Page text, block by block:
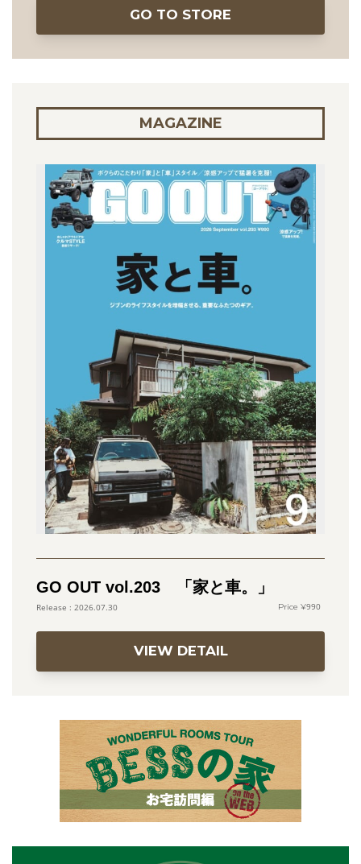
GO TO STORE
MAGAZINE
GO OUT vol.203 「家と車。」
2026.07.30 990
VIEW DETAIL